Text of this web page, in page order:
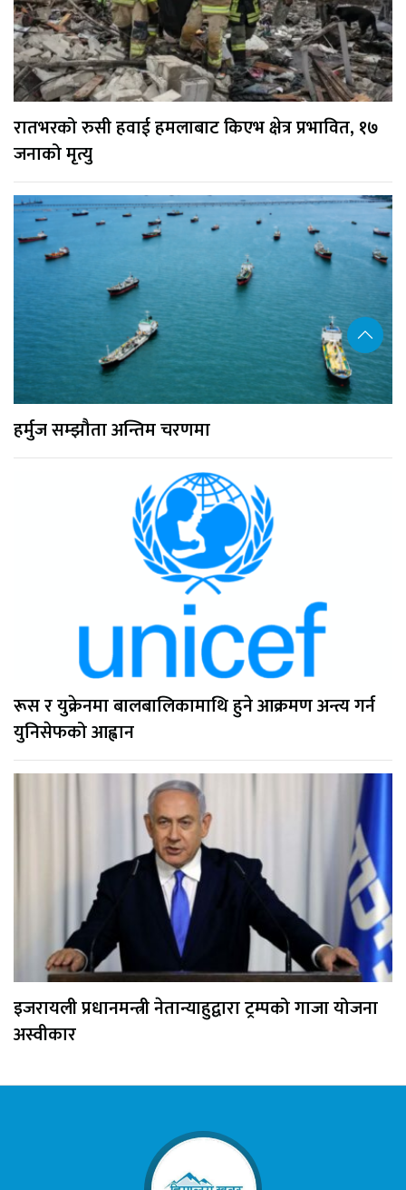
रातभरको रुसी हवाई हमलाबाट किएभ क्षेत्र प्रभावित, १७
जनाको मृत्यु
हर्मुज सम्झौता अन्तिम चरणमा
रूस र युक्रेनमा बालबालिकामाथि हुने आक्रमण अन्त्य गर्न
युनिसेफको आह्वान
इजरायली प्रधानमन्त्री नेतान्याहुद्वारा ट्रम्पको गाजा योजना
अस्वीकार